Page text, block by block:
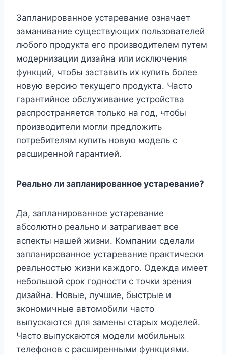
Запланированное устаревание означает
заманивание существующих пользователей
любого продукта его производителем путем
модернизации дизайна или исключения
функций, чтобы заставить их купить более
новую версию текущего продукта. Часто
гарантийное обслуживание устройства
распространяется только на год, чтобы
производители могли предложить
потребителям купить новую модель с
расширенной гарантией.
Реально ли запланированное устаревание?
Да, запланированное устаревание
абсолютно реально и затрагивает все
аспекты нашей жизни. Компании сделали
запланированное устаревание практически
реальностью жизни каждого. Одежда имеет
небольшой срок годности с точки зрения
дизайна. Новые, лучшие, быстрые и
экономичные автомобили часто
выпускаются для замены старых моделей.
Часто выпускаются модели мобильных
телефонов с расширенными функциями.